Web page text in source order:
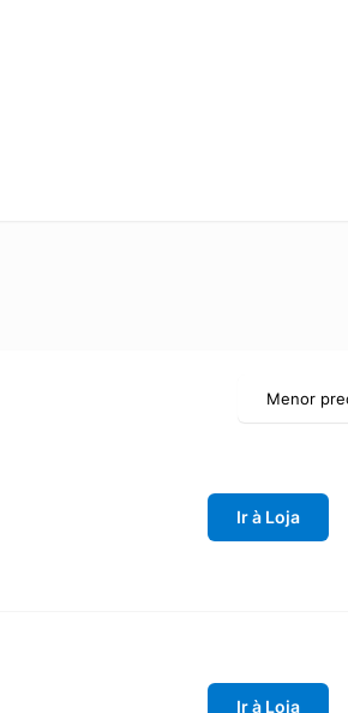
Ir à Loja
Ir à Loja